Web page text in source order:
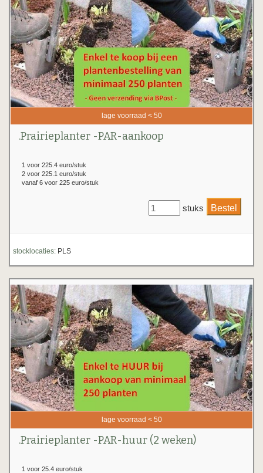
lage voorraad < 50
.Prairieplanter -PAR-aankoop
1 voor 225.4 euro/stuk
2 voor 225.1 euro/stuk
vanaf 6 voor 225 euro/stuk
stuks
stocklocaties: PLS
lage voorraad < 50
.Prairieplanter -PAR-huur (2 weken)
1 voor 25.4 euro/stuk